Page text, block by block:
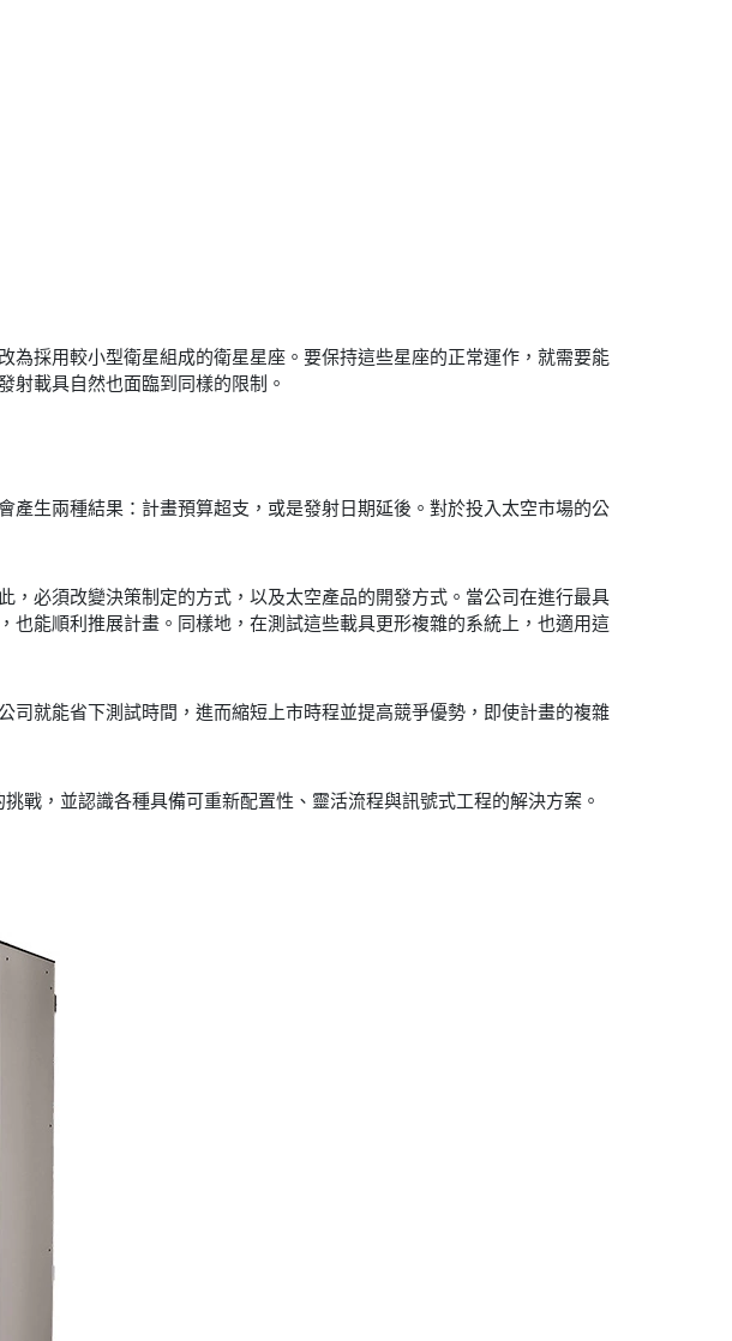
採用較小型衛星組成的衛星星座。要保持這些星座的正常運作，就需要能
射載具自然也面臨到同樣的限制。
生兩種結果：計畫預算超支，或是發射日期延後。對於投入太空市場的公
必須改變決策制定的方式，以及太空產品的開發方式。當公司在進行最具
能順利推展計畫。同樣地，在測試這些載具更形複雜的系統上，也適用這
就能省下測試時間，進而縮短上市時程並提高競爭優勢，即使計畫的複雜
戰，並認識各種具備可重新配置性、靈活流程與訊號式工程的解決方案。